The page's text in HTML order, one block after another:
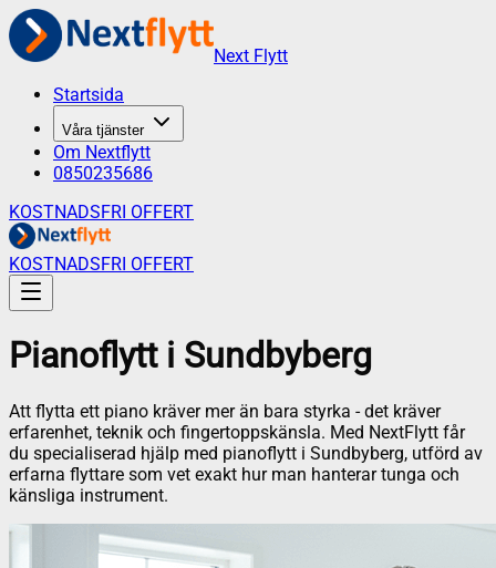
Next Flytt
Startsida
Våra tjänster
Om Nextflytt
0850235686
KOSTNADSFRI OFFERT
KOSTNADSFRI OFFERT
Pianoflytt i Sundbyberg
Att flytta ett piano kräver mer än bara styrka - det kräver
erfarenhet, teknik och fingertoppskänsla. Med NextFlytt får
du specialiserad hjälp med pianoflytt i Sundbyberg, utförd av
erfarna flyttare som vet exakt hur man hanterar tunga och
känsliga instrument.